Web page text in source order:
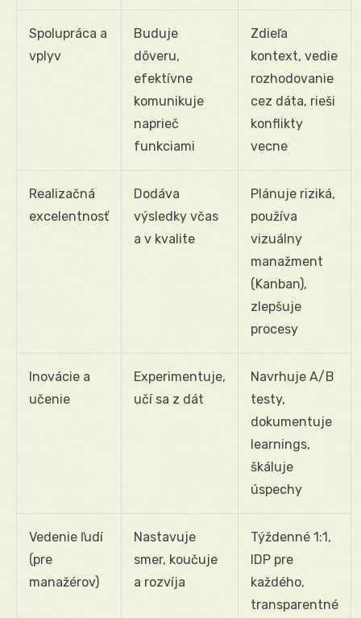
Spolupráca a
vplyv
Buduje
dôveru,
efektívne
komunikuje
naprieč
funkciami
Zdieľa
kontext, vedie
rozhodovanie
cez dáta, rieši
konflikty
vecne
Realizačná
excelentnosť
Dodáva
výsledky včas
a v kvalite
Plánuje riziká,
používa
vizuálny
manažment
(Kanban),
zlepšuje
procesy
Inovácie a
učenie
Experimentuje,
učí sa z dát
Navrhuje A/B
testy,
dokumentuje
learnings,
škáluje
úspechy
Vedenie ľudí
(pre
manažérov)
Nastavuje
smer, koučuje
a rozvíja
Týždenné 1:1,
IDP pre
každého,
transparentné